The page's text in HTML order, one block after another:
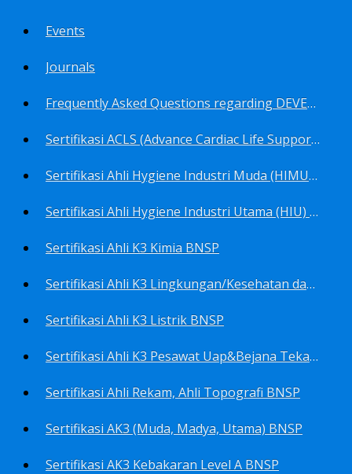
Events
Journals
Frequently Asked Questions regarding DEVELOP Training Center
Sertifikasi ACLS (Advance Cardiac Life Support) BNSP
Sertifikasi Ahli Hygiene Industri Muda (HIMU) BNSP
Sertifikasi Ahli Hygiene Industri Utama (HIU) BNSP
Sertifikasi Ahli K3 Kimia BNSP
Sertifikasi Ahli K3 Lingkungan/Kesehatan dan Keselamatan Kerja Lingkungan
Sertifikasi Ahli K3 Listrik BNSP
Sertifikasi Ahli K3 Pesawat Uap&Bejana Tekan BNSP
Sertifikasi Ahli Rekam, Ahli Topografi BNSP
Sertifikasi AK3 (Muda, Madya, Utama) BNSP
Sertifikasi AK3 Kebakaran Level A BNSP